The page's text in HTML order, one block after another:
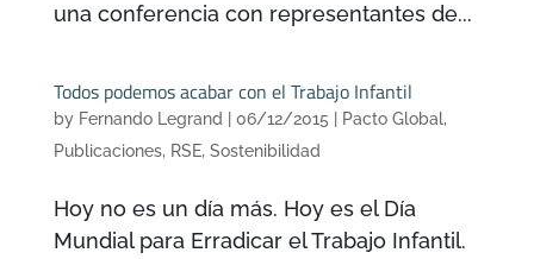
una conferencia con representantes de...
Todos podemos acabar con el Trabajo Infantil
by Fernando Legrand 06/12/2015 Pacto Global,
Publicaciones, RSE, Sostenibilidad
Hoy no es un día más. Hoy es el Día
Mundial para Erradicar el Trabajo Infantil.